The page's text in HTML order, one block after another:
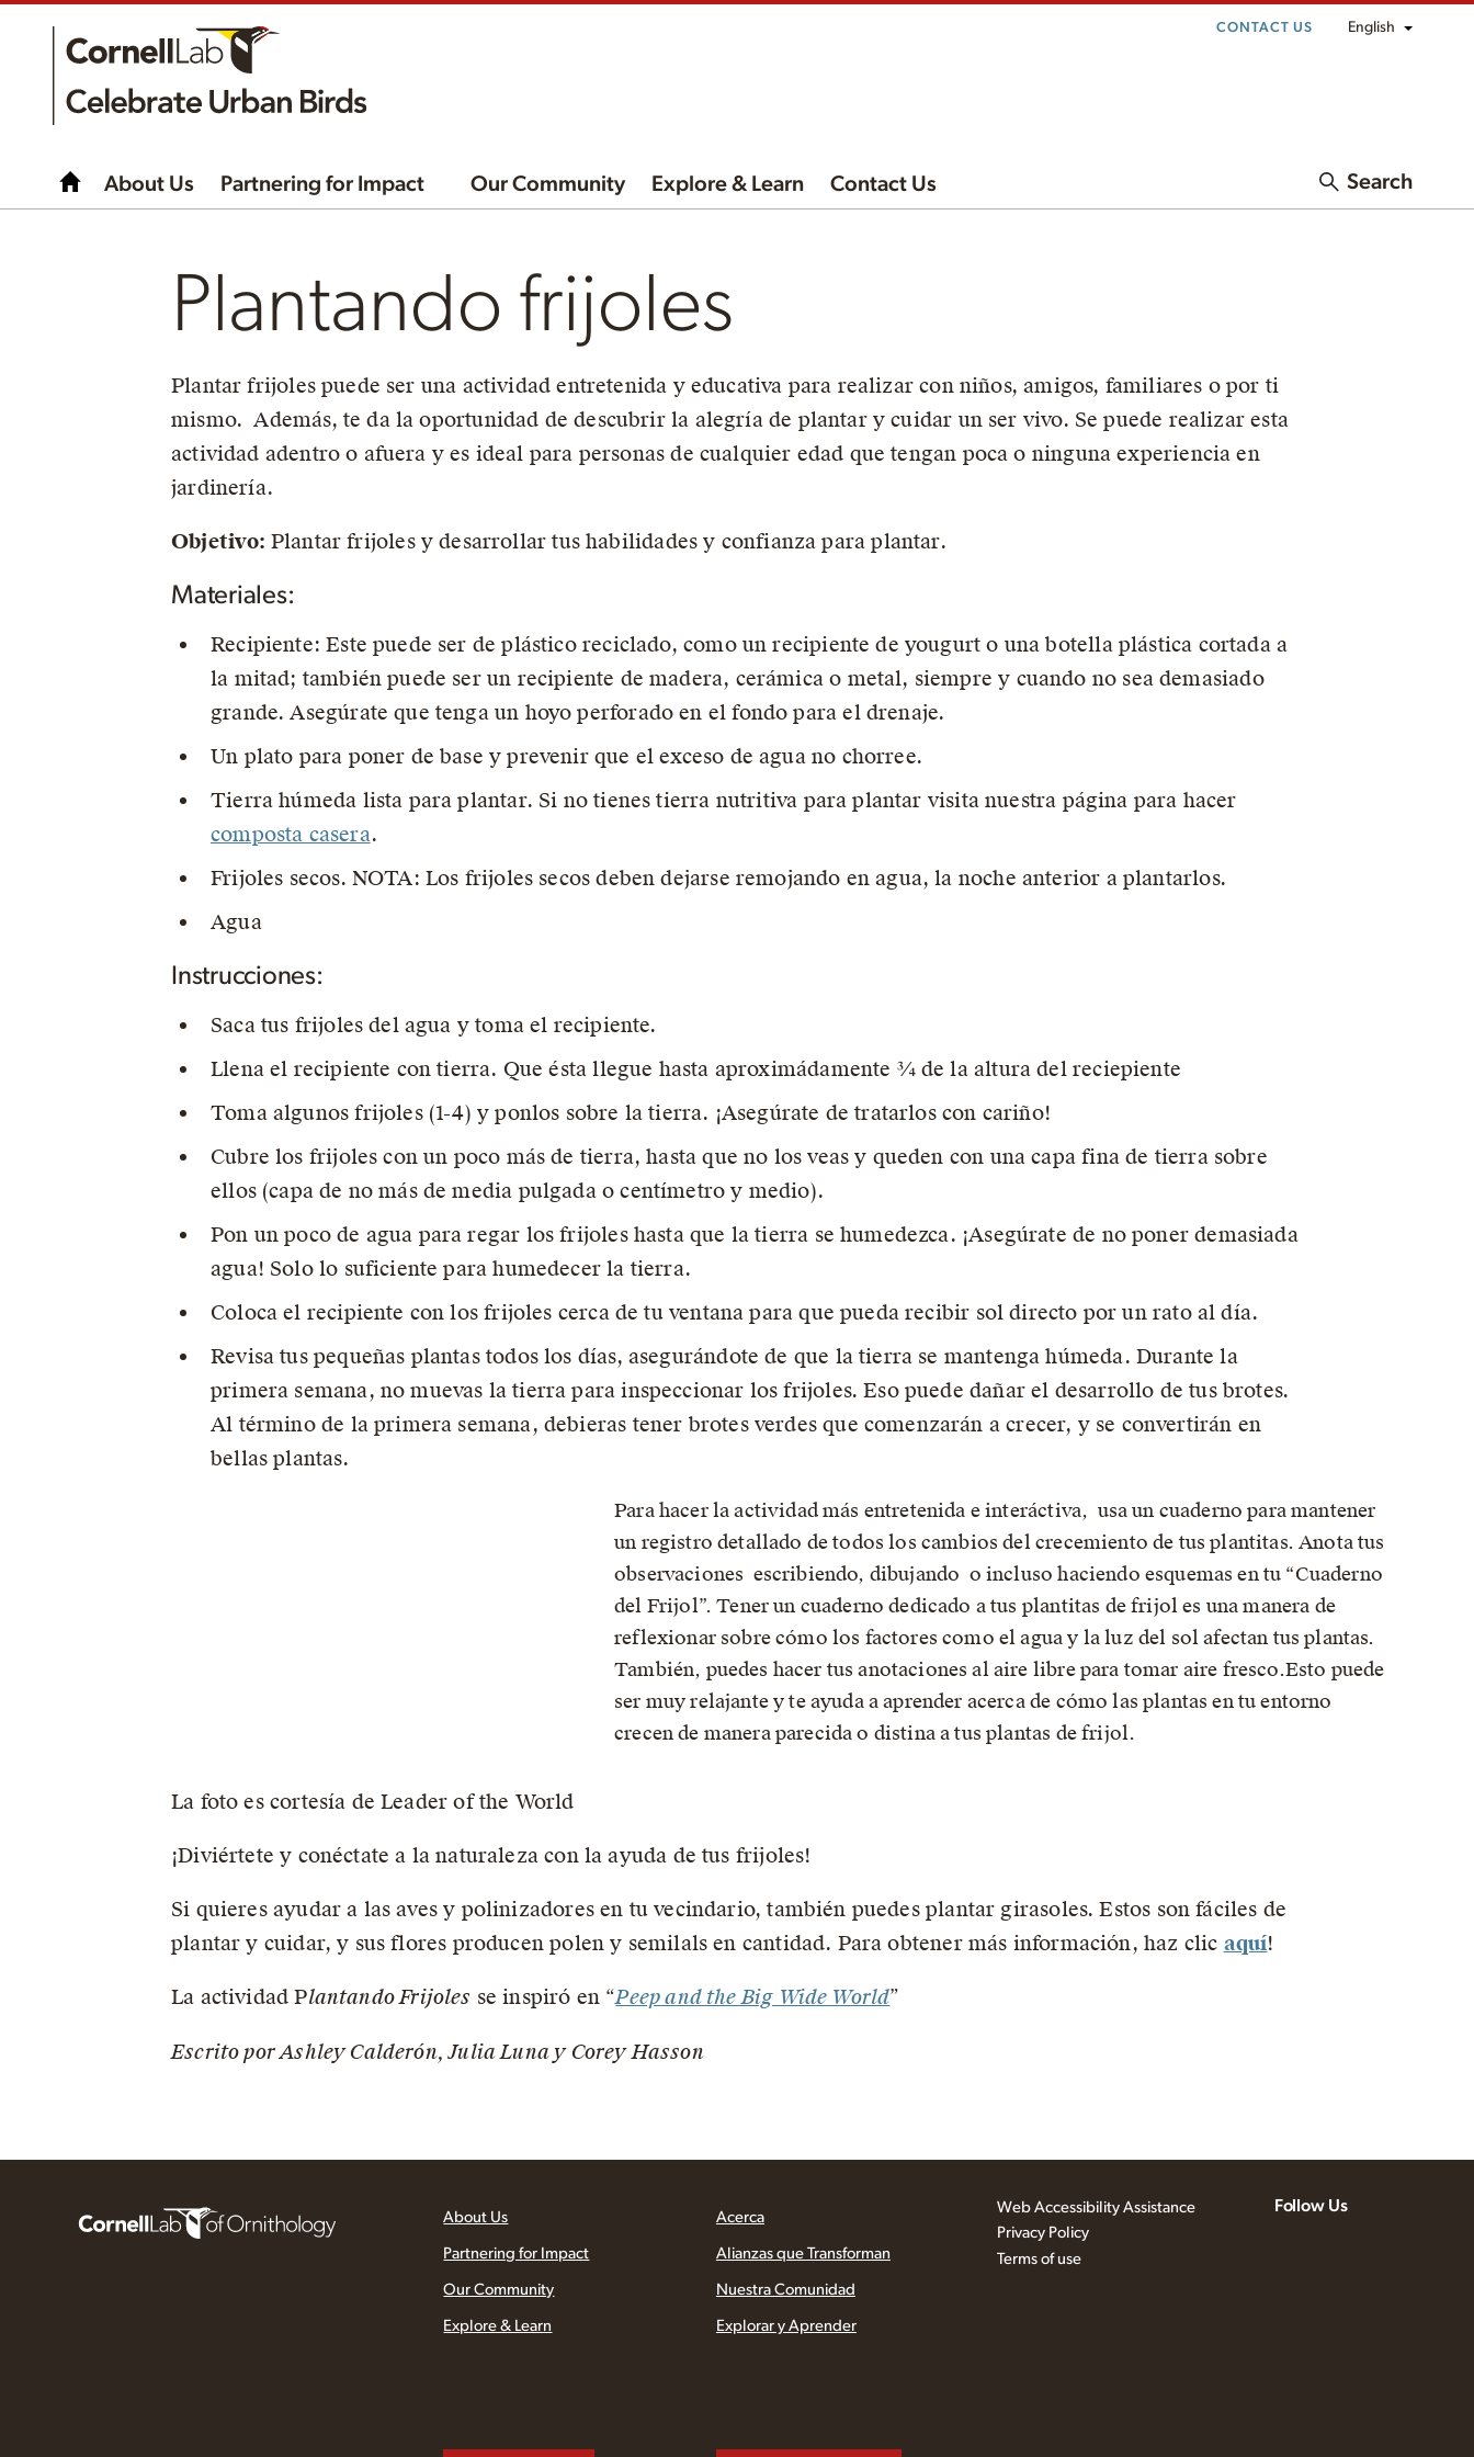
CONTACT US English
About Us Partnering for Impact Our Community Explore & Learn Contact Us Search
Plantando frijoles
Plantar frijoles puede ser una actividad entretenida y educativa para realizar con niños, amigos, familiares o por ti
mismo. Además, te da la oportunidad de descubrir la alegría de plantar y cuidar un ser vivo. Se puede realizar esta
actividad adentro o afuera y es ideal para personas de cualquier edad que tengan poca o ninguna experiencia en
jardinería.
Objetivo: Plantar frijoles y desarrollar tus habilidades y confianza para plantar.
Materiales:
Recipiente: Este puede ser de plástico reciclado, como un recipiente de yougurt o una botella plástica cortada a
la mitad; también puede ser un recipiente de madera, cerámica o metal, siempre y cuando no sea demasiado
grande. Asegúrate que tenga un hoyo perforado en el fondo para el drenaje.
Un plato para poner de base y prevenir que el exceso de agua no chorree.
Tierra húmeda lista para plantar. Si no tienes tierra nutritiva para plantar visita nuestra página para hacer
composta casera.
Frijoles secos. NOTA: Los frijoles secos deben dejarse remojando en agua, la noche anterior a plantarlos.
Agua
Instrucciones:
Saca tus frijoles del agua y toma el recipiente.
Llena el recipiente con tierra. Que ésta llegue hasta aproximádamente ¾ de la altura del reciepiente
Toma algunos frijoles (1-4) y ponlos sobre la tierra. ¡Asegúrate de tratarlos con cariño!
Cubre los frijoles con un poco más de tierra, hasta que no los veas y queden con una capa fina de tierra sobre
ellos (capa de no más de media pulgada o centímetro y medio).
Pon un poco de agua para regar los frijoles hasta que la tierra se humedezca. ¡Asegúrate de no poner demasiada
agua! Solo lo suficiente para humedecer la tierra.
Coloca el recipiente con los frijoles cerca de tu ventana para que pueda recibir sol directo por un rato al día.
Revisa tus pequeñas plantas todos los días, asegurándote de que la tierra se mantenga húmeda. Durante la
primera semana, no muevas la tierra para inspeccionar los frijoles. Eso puede dañar el desarrollo de tus brotes.
Al término de la primera semana, debieras tener brotes verdes que comenzarán a crecer, y se convertirán en
bellas plantas.
Para hacer la actividad más entretenida e interáctiva, usa un cuaderno para mantener
un registro detallado de todos los cambios del crecemiento de tus plantitas. Anota tus
observaciones escribiendo, dibujando o incluso haciendo esquemas en tu “Cuaderno
del Frijol”. Tener un cuaderno dedicado a tus plantitas de frijol es una manera de
reflexionar sobre cómo los factores como el agua y la luz del sol afectan tus plantas.
También, puedes hacer tus anotaciones al aire libre para tomar aire fresco.Esto puede
ser muy relajante y te ayuda a aprender acerca de cómo las plantas en tu entorno
crecen de manera parecida o distina a tus plantas de frijol.
La foto es cortesía de Leader of the World
¡Diviértete y conéctate a la naturaleza con la ayuda de tus frijoles!
Si quieres ayudar a las aves y polinizadores en tu vecindario, también puedes plantar girasoles. Estos son fáciles de
plantar y cuidar, y sus flores producen polen y semilals en cantidad. Para obtener más información, haz clic aquí!
La actividad Plantando Frijoles se inspiró en “Peep and the Big Wide World”
Escrito por Ashley Calderón, Julia Luna y Corey Hasson
About Us
Partnering for Impact
Our Community
Explore & Learn
Acerca
Alianzas que Transforman
Nuestra Comunidad
Explorar y Aprender
Web Accessibility Assistance
Privacy Policy
Terms of use
Follow Us